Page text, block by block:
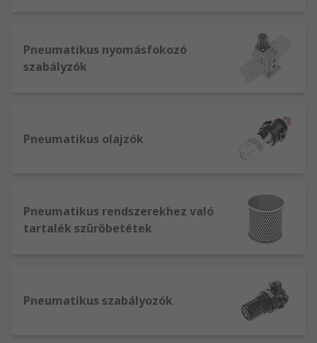
Pneumatikus nyomásfokozó
szabályzók
Pneumatikus olajzók
Pneumatikus rendszerekhez való
tartalék szűrőbetétek
Pneumatikus szabályozók